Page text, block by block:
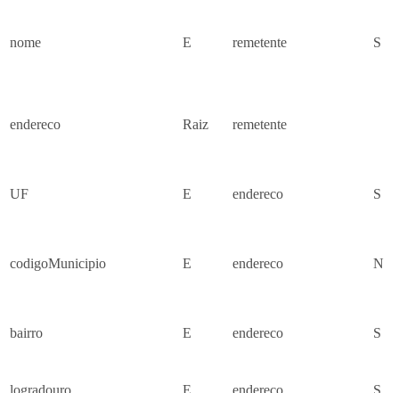
nome E remetente S
endereco Raiz remetente
UF E endereco S
codigoMunicipio E endereco N
bairro E endereco S
logradouro E endereco S